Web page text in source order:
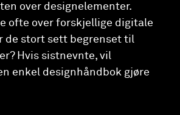
over designelementer.
ofte over forskjellige digitale
de stort sett begrenset til
Hvis sistnevnte, vil
enkel designhåndbok gjøre